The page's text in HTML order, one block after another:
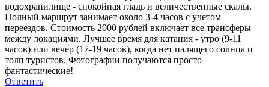
водохранилище - спокойная гладь и величественные скалы.
Полный маршрут занимает около 3-4 часов с учетом
переездов. Стоимость 2000 рублей включает все трансферы
между локациями. Лучшее время для катания - утро (9-11
часов) или вечер (17-19 часов), когда нет палящего солнца и
толп туристов. Фотографии получаются просто
фантастические!
Ответить